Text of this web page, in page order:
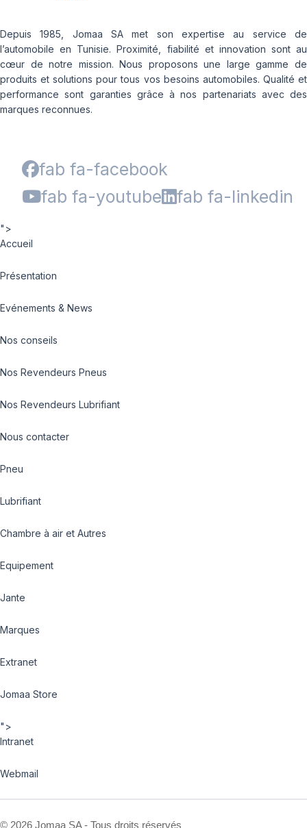
Depuis 1985, Jomaa SA met son expertise au service de
l’automobile en Tunisie. Proximité, fiabilité et innovation sont au
cœur de notre mission. Nous proposons une large gamme de
produits et solutions pour tous vos besoins automobiles. Qualité et
performance sont garanties grâce à nos partenariats avec des
marques reconnues.
fab fa-facebook
fab fa-youtube
fab fa-linkedin
">
Accueil
Présentation
Evénements & News
Nos conseils
Nos Revendeurs Pneus
Nos Revendeurs Lubrifiant
Nous contacter
Pneu
Lubrifiant
Chambre à air et Autres
Equipement
Jante
Marques
Extranet
Jomaa Store
">
Intranet
Webmail
© 2026 Jomaa SA - Tous droits réservés